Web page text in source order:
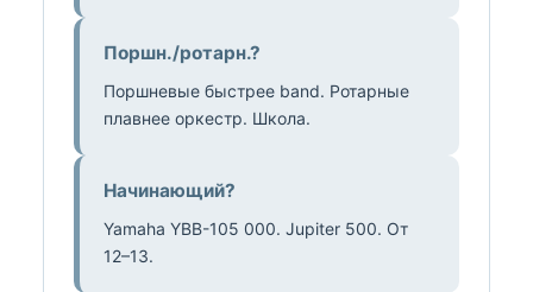
Поршн./ротарн.?
Поршневые быстрее band. Ротарные
плавнее оркестр. Школа.
Начинающий?
Yamaha YBB-105 000. Jupiter 500. От
12–13.